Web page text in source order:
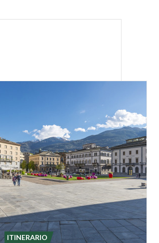
ITINERARIO